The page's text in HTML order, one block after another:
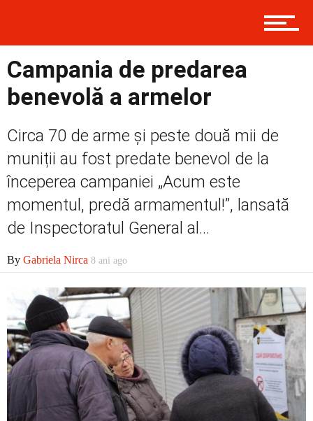
Externe
Economic
Contact
Campania de predarea
benevolă a armelor
Circa 70 de arme și peste două mii de
muniții au fost predate benevol de la
începerea campaniei „Acum este
momentul, predă armamentul!”, lansată
de Inspectoratul General al...
By Gabriela Nirca 8 ani ago